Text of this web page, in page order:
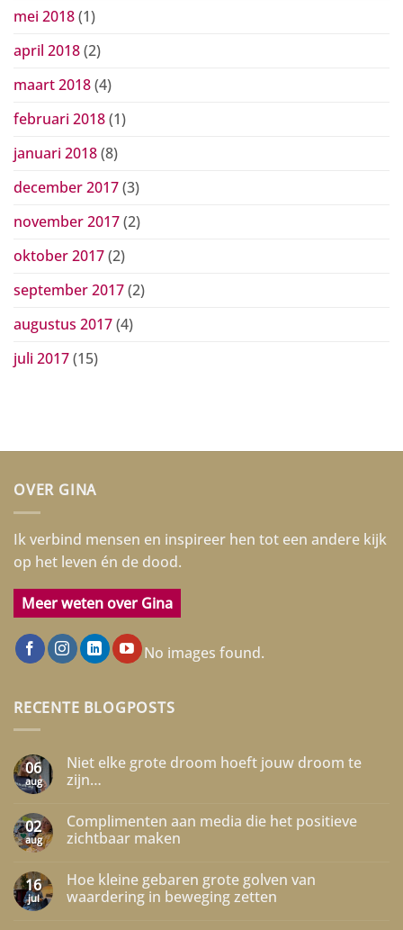
mei 2018(1)
april 2018(2)
maart 2018(4)
februari 2018(1)
januari 2018(8)
december 2017(3)
november 2017(2)
oktober 2017(2)
september 2017(2)
augustus 2017(4)
juli 2017(15)
OVER GINA
Ik verbind mensen en inspireer hen tot een andere kijk
op het leven én de dood.
Meer weten over Gina
No images found.
RECENTE BLOGPOSTS
06
aug
Niet elke grote droom hoeft jouw droom te
zijn…
op
Niet
elke
hoeft
jouw
droom
02
aug
Complimenten aan media die het positieve
zichtbaar maken
op
Complimenten
aan
16
jul
Hoe kleine gebaren grote golven van
waardering in beweging zetten